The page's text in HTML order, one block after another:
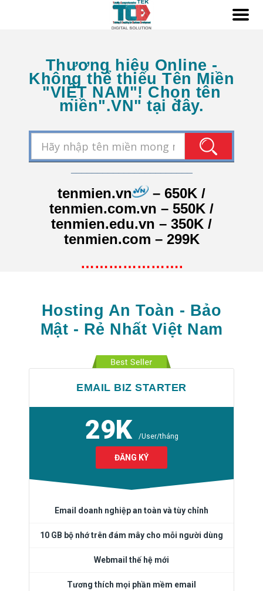
Thương hiệu Online -
Không thể thiếu Tên Miền
"VIỆT NAM"! Chọn tên
miền".VN" tại đây.
tenmien.vn
– 650K /
tenmien.com.vn – 550K /
tenmien.edu.vn – 350K /
tenmien.com – 299K
………………….
Hosting An Toàn - Bảo
Mật - Rẻ Nhất Việt Nam
EMAIL BIZ STARTER
29K /User/tháng
ĐĂNG KÝ
Email doanh nghiệp an toàn và tùy chỉnh
10 GB bộ nhớ trên đám mây cho mỗi người dùng
Webmail thế hệ mới
Tương thích mọi phần mềm email